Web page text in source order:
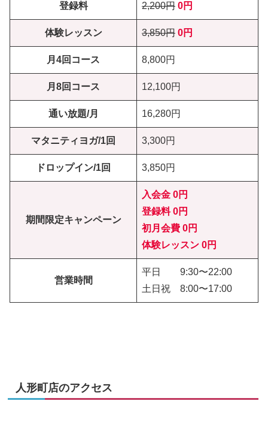
登録料 2,200円 0円
体験レッスン 3,850円 0円
月4回コース 8,800円
月8回コース 12,100円
通い放題/月 16,280円
マタニティヨガ/1回 3,300円
ドロップイン/1回 3,850円
期間限定キャンペーン
入会金 0円
登録料 0円
初月会費 0円
体験レッスン 0円
営業時間
平日 9:30〜22:00
土日祝 8:00〜17:00
人形町店のアクセス